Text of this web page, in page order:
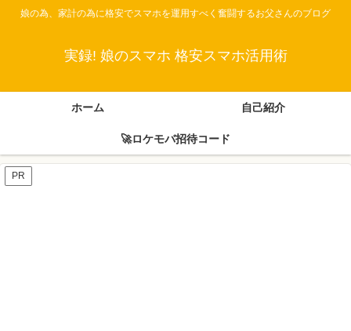
娘の為、家計の為に格安でスマホを運用すべく奮闘するお父さんのブログ
実録! 娘のスマホ 格安スマホ活用術
ホーム 自己紹介
🚀ロケモバ招待コード
PR